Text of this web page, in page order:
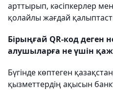
арттырып, кәсіпкерлер
қолайлы жағдай
Бірыңғай QR-код деген
алушыларға не үшін
Бүгінде көптеген
қызметтердің ақысын